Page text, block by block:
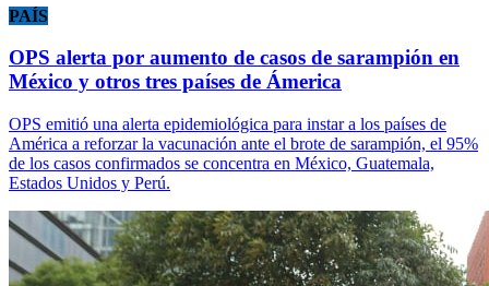
PAÍS
OPS alerta por aumento de casos de sarampión en
México y otros tres países de Ámerica
OPS emitió una alerta epidemiológica para instar a los países de
América a reforzar la vacunación ante el brote de sarampión, el 95%
de los casos confirmados se concentra en México, Guatemala,
Estados Unidos y Perú.